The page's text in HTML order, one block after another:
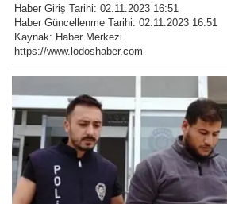
Haber Giriş Tarihi: 02.11.2023 16:51
Haber Güncellenme Tarihi: 02.11.2023 16:51
Kaynak: Haber Merkezi
https://www.lodoshaber.com